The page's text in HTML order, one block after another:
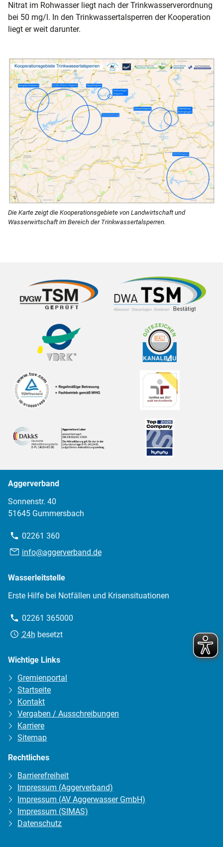
Nitrat im Rohwasser liegt nach der Trinkwasserverordnung
bei 50 mg/l. In den Trinkwassertalsperren der Kooperation
liegt er weit darunter.
Die Karte zeigt die Kooperationsgebiete von Landwirtschaft und
Wasserwirtschaft im Bereich der Trinkwassertalsperren.
Aggerverband
Sonnenstr. 40
51645 Gummersbach
Telefon:
02261 360
E-
Mail:
info@aggerverband.de
Wasserleitstelle
Erste Hilfe bei Notfällen und Krisensituationen
Telefon:
02261 365000
Erreichbarkeit:
24h besetzt
Wichtige Links
Gremienportal
Startseite
Kontakt
Vergaben / Ausschreibungen
Karriere
Sitemap
Rechtliches
Barrierefreiheit
Impressum (Aggerverband)
Impressum (AV Aggerwasser GmbH)
Impressum (SIMAS)
Datenschutz